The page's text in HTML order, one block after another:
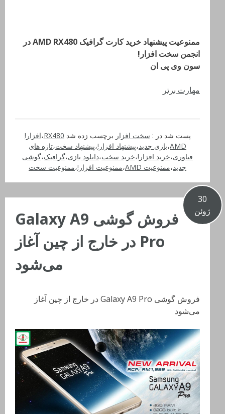
ممنوعیت پیشنهاد خرید کارت گرافیک AMD RX480 در
انجمن سخت افزار!
سون وی پی ان
مهارت برتر
پست شد در : سخت افزار برچسب زده شد RX480،افزار!
AMD،بازی جدید،پیشنهاد افزار!،پیشنهاد سخت،تازه های
فناوری،خرید افزار!،خرید سخت،دانلود بازی،گرافیک،گوشی
جدید،ممنوعیت AMD ،ممنوعیت افزار!،ممنوعیت سخت
30
ژوئن
فروش گوشی Galaxy A9
Pro در خارج از چین آغاز
می‌شود
فروش گوشی Galaxy A9 Pro در خارج از چین آغاز
می‌شود